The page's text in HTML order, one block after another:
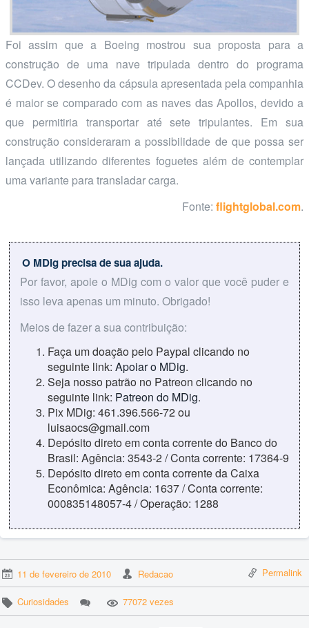
Foi assim que a Boeing mostrou sua proposta para a
construção de uma nave tripulada dentro do programa
CCDev. O desenho da cápsula apresentada pela companhia
é maior se comparado com as naves das Apollos, devido a
que permitiria transportar até sete tripulantes. Em sua
construção consideraram a possibilidade de que possa ser
lançada utilizando diferentes foguetes além de contemplar
uma variante para transladar carga.
Fonte: flightglobal.com.
O MDig precisa de sua ajuda.
Por favor, apoie o MDig com o valor que você puder e
isso leva apenas um minuto. Obrigado!
Meios de fazer a sua contribuição:
Faça um doação pelo Paypal clicando no
seguinte link: Apoiar o MDig.
Seja nosso patrão no Patreon clicando no
seguinte link: Patreon do MDig.
Pix MDig: 461.396.566-72 ou
luisaocs@gmail.com
Depósito direto em conta corrente do Banco do
Brasil: Agência: 3543-2 / Conta corrente: 17364-9
Depósito direto em conta corrente da Caixa
Econômica: Agência: 1637 / Conta corrente:
000835148057-4 / Operação: 1288
11 de fevereiro de 2010 Redacao Permalink
Curiosidades 77072 vezes